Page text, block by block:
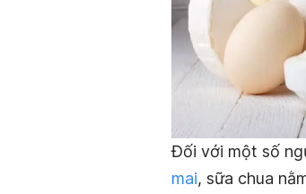
Đối với một số
mai, sữa chua